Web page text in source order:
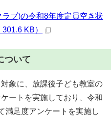
ブ)の令和8年度定員空き状
KB）
ついて
象に、放課後子ども教室の
ートを実施しており、令和
満足度アンケートを実施し